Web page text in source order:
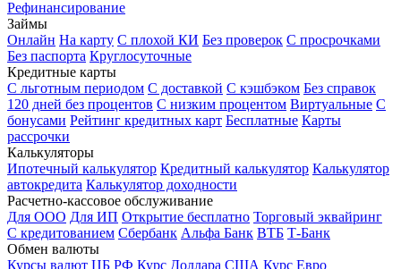
Рефинансирование
Займы
Онлайн На карту С плохой КИ Без проверок С просрочками
Без паспорта Круглосуточные
Кредитные карты
С льготным периодом С доставкой С кэшбэком Без справок
120 дней без процентов С низким процентом Виртуальные С
бонусами Рейтинг кредитных карт Бесплатные Карты
рассрочки
Калькуляторы
Ипотечный калькулятор Кредитный калькулятор Калькулятор
автокредита Калькулятор доходности
Расчетно-кассовое обслуживание
Для ООО Для ИП Открытие бесплатно Торговый эквайринг
С кредитованием Сбербанк Альфа Банк ВТБ Т-Банк
Обмен валюты
Курсы валют ЦБ РФ Курс Доллара США Курс Евро